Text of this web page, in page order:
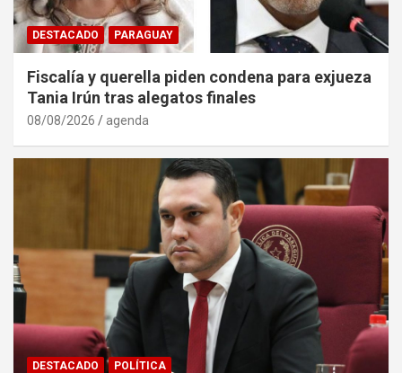
DESTACADO PARAGUAY
Fiscalía y querella piden condena para exjueza
Tania Irún tras alegatos finales
08/08/2026 agenda
DESTACADO POLÍTICA